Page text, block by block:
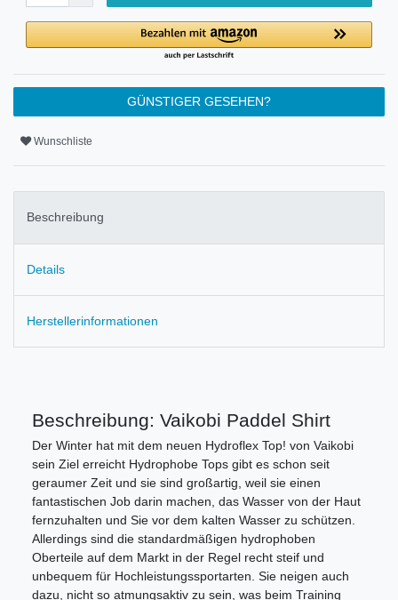
GÜNSTIGER GESEHEN?
Wunschliste
Beschreibung
Details
Herstellerinformationen
Beschreibung: Vaikobi Paddel Shirt
Der Winter hat mit dem neuen Hydroflex Top! von Vaikobi
sein Ziel erreicht Hydrophobe Tops gibt es schon seit
geraumer Zeit und sie sind großartig, weil sie einen
fantastischen Job darin machen, das Wasser von der Haut
fernzuhalten und Sie vor dem kalten Wasser zu schützen.
Allerdings sind die standardmäßigen hydrophoben
Oberteile auf dem Markt in der Regel recht steif und
unbequem für Hochleistungssportarten. Sie neigen auch
dazu, nicht so atmungsaktiv zu sein, was beim Training